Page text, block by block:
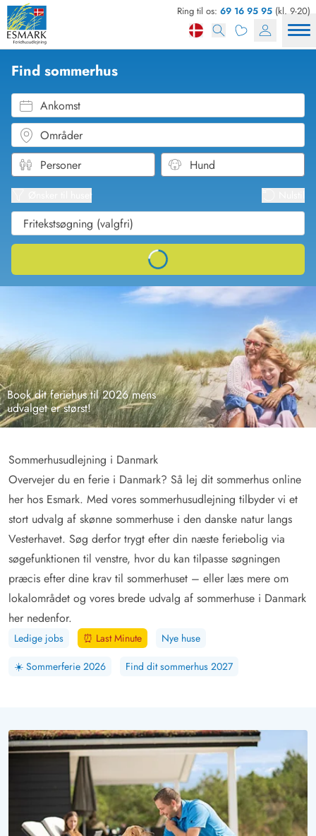
Ring til os: 69 16 95 95 (kl. 9-20)
Book dit feriehus til 2026 mens
udvalget er størst!
Sommerhusudlejning i Danmark
Overvejer du en ferie i Danmark? Så lej dit sommerhus online
her hos Esmark. Med vores sommerhusudlejning tilbyder vi et
stort udvalg af skønne sommerhuse i den danske natur langs
Vesterhavet. Søg derfor trygt efter din næste feriebolig via
søgefunktionen til venstre, hvor du kan tilpasse søgningen
præcis efter dine krav til sommerhuset – eller læs mere om
lokalområdet og vores brede udvalg af sommerhuse i Danmark
her nedenfor.
Ledige jobs ⏰ Last Minute
Nye huse
☀️ Sommerferie 2026 Find dit sommerhus 2027
Se
Find sommerhus
Ankomst
Områder
Loading...